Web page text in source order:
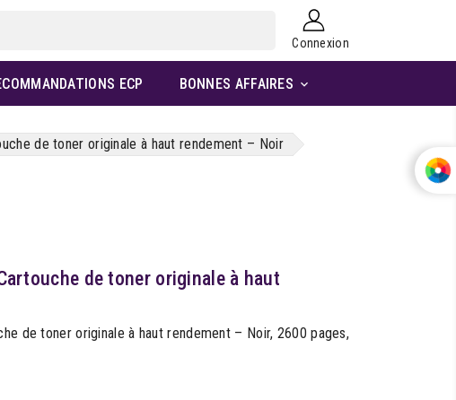
Connexion
ECP BONNES AFFAIRES 
de toner originale à haut rendement – Noir
de toner originale à haut
de toner originale à haut rendement – Noir, 2600 pages,